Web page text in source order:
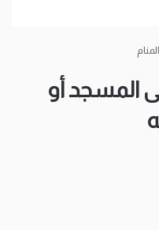
المسجد أو